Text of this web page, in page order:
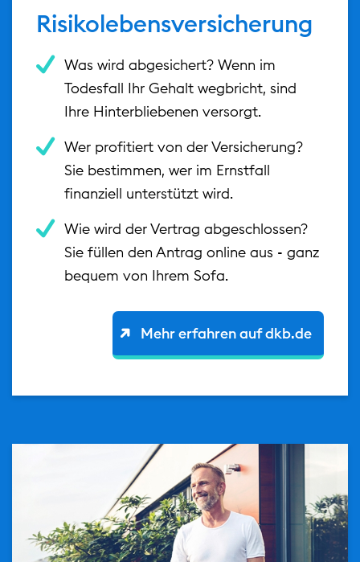
Risikolebensversicherung
Was wird abgesichert? Wenn im
Todesfall Ihr Gehalt wegbricht, sind
Ihre Hinterbliebenen versorgt.
Wer profitiert von der Versicherung?
Sie bestimmen, wer im Ernstfall
finanziell unterstützt wird.
Wie wird der Vertrag abgeschlossen?
Sie füllen den Antrag online aus - ganz
bequem von Ihrem Sofa.
Mehr erfahren auf dkb.de
url(/.galleries/teaser/